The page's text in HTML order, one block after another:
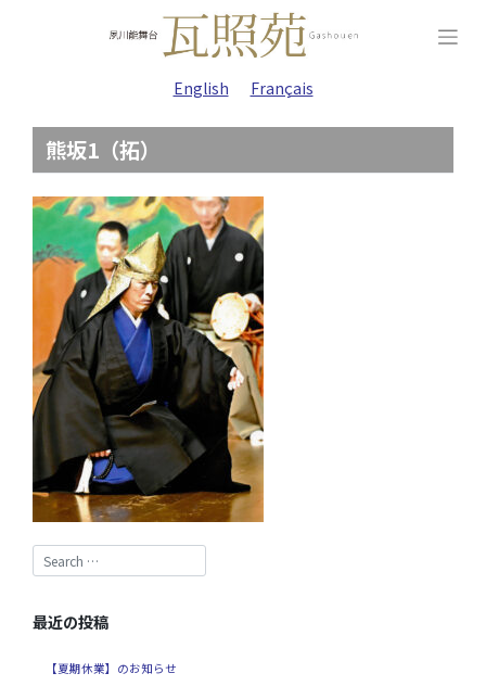
English Français
熊坂1（拓）
最近の投稿
【夏期休業】のお知らせ